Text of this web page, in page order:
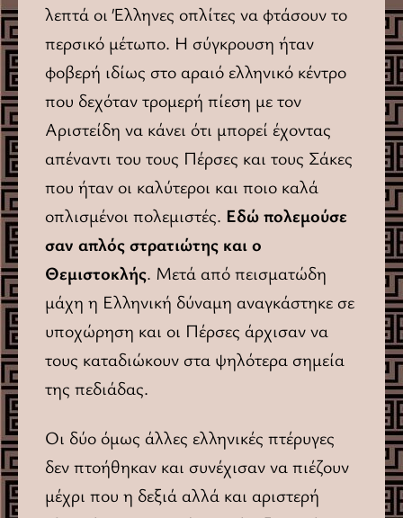
λεπτά οι Έλληνες οπλίτες να φτάσουν το
περσικό μέτωπο. Η σύγκρουση ήταν
φοβερή ιδίως στο αραιό ελληνικό κέντρο
που δεχόταν τρομερή πίεση με τον
Αριστείδη να κάνει ότι μπορεί έχοντας
απέναντι του τους Πέρσες και τους Σάκες
που ήταν οι καλύτεροι και ποιο καλά
οπλισμένοι πολεμιστές. Εδώ πολεμούσε
σαν απλός στρατιώτης και ο
Θεμιστοκλής. Μετά από πεισματώδη
μάχη η Ελληνική δύναμη αναγκάστηκε σε
υποχώρηση και οι Πέρσες άρχισαν να
τους καταδιώκουν στα ψηλότερα σημεία
της πεδιάδας.
Οι δύο όμως άλλες ελληνικές πτέρυγες
δεν πτοήθηκαν και συνέχισαν να πιέζουν
μέχρι που η δεξιά αλλά και αριστερή